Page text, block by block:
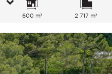
600 m² 2 717 m²